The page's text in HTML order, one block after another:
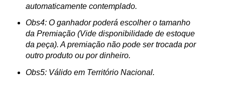
automaticamente contemplado.
Obs4: O ganhador poderá escolher o tamanho
da Premiação (Vide disponibilidade de estoque
da peça). A premiação não pode ser trocada por
outro produto ou por dinheiro.
Obs5: Válido em Território Nacional.